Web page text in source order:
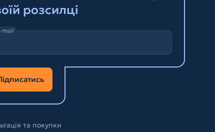
розсилці
mail
та покупки